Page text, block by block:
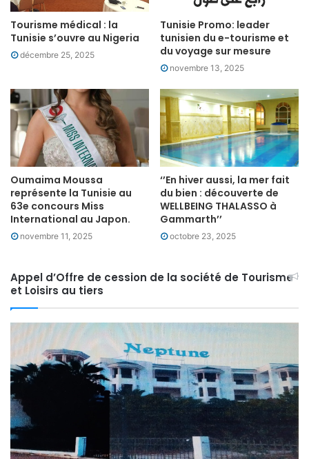
Tourisme médical : la
Tunisie s’ouvre au Nigeria
décembre 25, 2025
Tunisie Promo: leader
tunisien du e-tourisme et
du voyage sur mesure
novembre 13, 2025
Oumaima Moussa
représente la Tunisie au
63e concours Miss
International au Japon.
novembre 11, 2025
‘’En hiver aussi, la mer fait
du bien : découverte de
WELLBEING THALASSO à
Gammarth’’
octobre 23, 2025
Appel d’Offre de cession de la société de Tourisme
et Loisirs au tiers